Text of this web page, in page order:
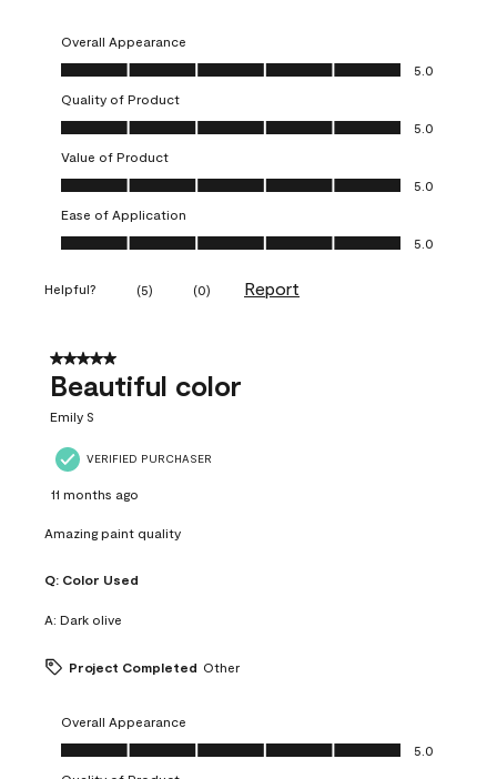
Overall Appearance
Overall Appearance, 5.0 out of 5
5.0
Quality of Product
Quality of Product, 5.0 out of 5
5.0
Value of Product
Value of Product, 5.0 out of 5
5.0
Ease of Application
Ease of Application, 5.0 out of 5
5.0
Helpful? (5) (0) Report
5 out of 5 stars.
Beautiful color
Emily S
VERIFIED PURCHASER
11 months ago
Amazing paint quality
Q: Color Used
A: Dark olive
Project Completed Other
Overall Appearance
Overall Appearance, 5.0 out of 5
5.0